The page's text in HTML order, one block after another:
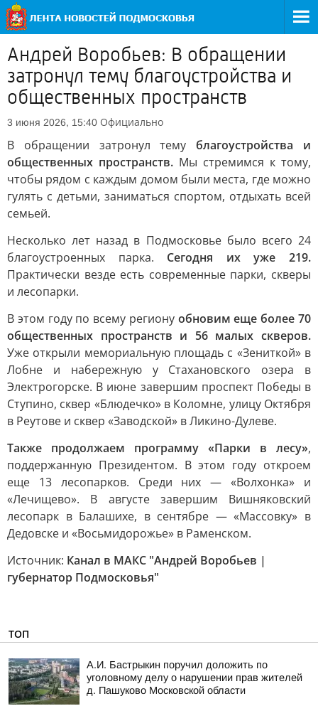
Андрей Воробьев: В обращении
затронул тему благоустройства и
общественных пространств
3 июня 2026, 15:40 Официально
В обращении затронул темублагоустройства и
общественных пространств. Мы стремимся к тому,
чтобы рядом с каждым домом были места, где можно
гулять с детьми, заниматься спортом, отдыхать всей
семьей.
Несколько лет назад в Подмосковье было всего 24
благоустроенных парка. Сегодня их уже 219.
Практически везде есть современные парки, скверы
и лесопарки.
В этом году по всему региону обновим еще более 70
общественных пространств и 56 малых скверов.
Уже открыли мемориальную площадь с «Зениткой» в
Лобне и набережную у Стахановского озера в
Электрогорске. В июне завершим проспект Победы в
Ступино, сквер «Блюдечко» в Коломне, улицу Октября
в Реутове и сквер «Заводской» в Ликино-Дулеве.
Также продолжаем программу «Парки в лесу»,
поддержанную Президентом. В этом году откроем
еще 13 лесопарков. Среди них — «Волхонка» и
«Лечищево». В августе завершим Вишняковский
лесопарк в Балашихе, в сентябре — «Массовку» в
Дедовске и «Восьмидорожье» в Раменском.
Источник: Канал в МАКС "Андрей Воробьев |
губернатор Подмосковья"
ТОП
А.И. Бастрыкин поручил доложить по
уголовному делу о нарушении прав жителей
д. Пашуково Московской области